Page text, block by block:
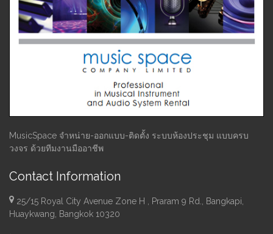
MusicSpace จำหน่าย-ออกแบบ-ติดตั้ง ระบบห้องประชุม แบบครบ
วงจร ด้วยทีมงานมืออาชีพ
Contact Information
25/15 Royal City Avenue Zone H , Praram 9 Rd., Bangkapi,
Huaykwang, Bangkok 10320